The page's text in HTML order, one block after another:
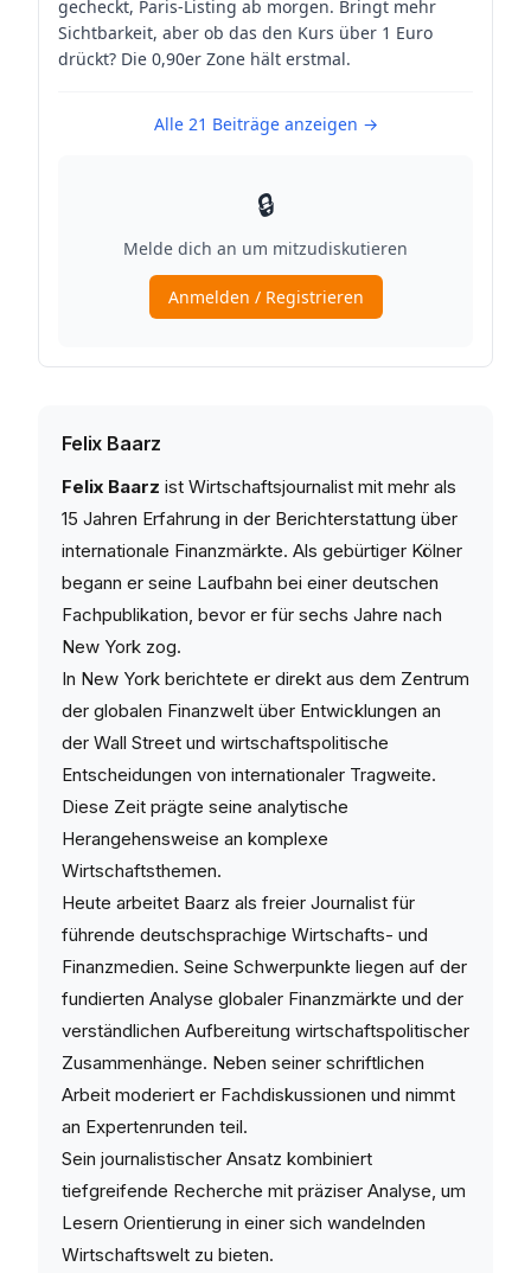
Felix Baarz
Felix Baarz ist Wirtschaftsjournalist mit mehr als
15 Jahren Erfahrung in der Berichterstattung über
internationale Finanzmärkte. Als gebürtiger Kölner
begann er seine Laufbahn bei einer deutschen
Fachpublikation, bevor er für sechs Jahre nach
New York zog.
In New York berichtete er direkt aus dem Zentrum
der globalen Finanzwelt über Entwicklungen an
der Wall Street und wirtschaftspolitische
Entscheidungen von internationaler Tragweite.
Diese Zeit prägte seine analytische
Herangehensweise an komplexe
Wirtschaftsthemen.
Heute arbeitet Baarz als freier Journalist für
führende deutschsprachige Wirtschafts- und
Finanzmedien. Seine Schwerpunkte liegen auf der
fundierten Analyse globaler Finanzmärkte und der
verständlichen Aufbereitung wirtschaftspolitischer
Zusammenhänge. Neben seiner schriftlichen
Arbeit moderiert er Fachdiskussionen und nimmt
an Expertenrunden teil.
Sein journalistischer Ansatz kombiniert
tiefgreifende Recherche mit präziser Analyse, um
Lesern Orientierung in einer sich wandelnden
Wirtschaftswelt zu bieten.